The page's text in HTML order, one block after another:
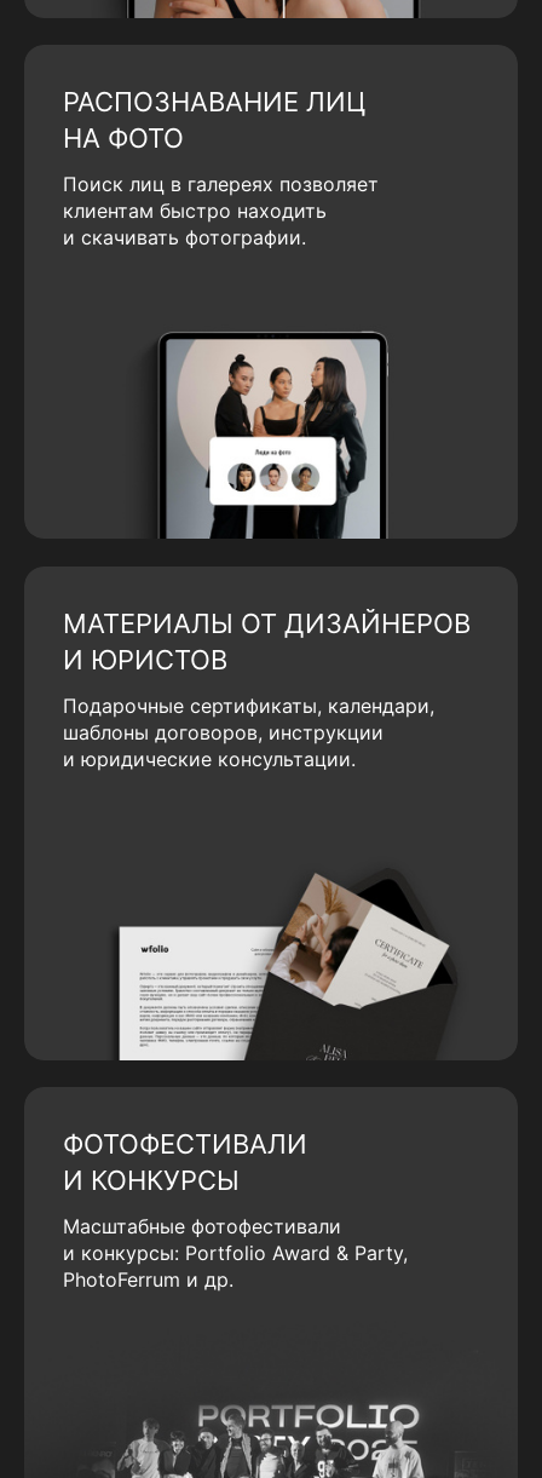
РАСПОЗНАВАНИЕ ЛИЦ
НА ФОТО
Поиск лиц в галереях позволяет
клиентам быстро находить
и скачивать фотографии.
МАТЕРИАЛЫ ОТ ДИЗАЙНЕРОВ
И ЮРИСТОВ
Подарочные сертификаты, календари,
шаблоны договоров, инструкции
и юридические консультации.
ФОТОФЕСТИВАЛИ
И КОНКУРСЫ
Масштабные фотофестивали
и конкурсы: Portfolio Award & Party,
PhotoFerrum и др.